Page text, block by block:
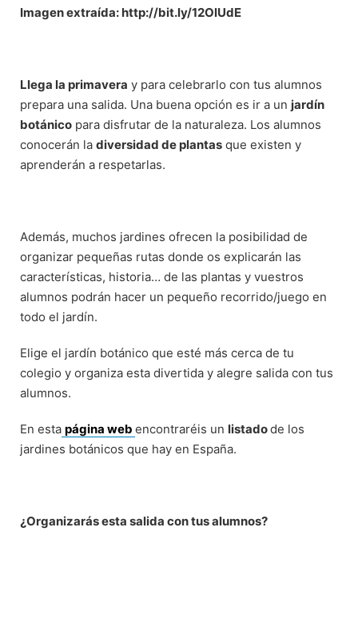
Imagen extraída: http://bit.ly/12OlUdE
Llega la primavera y para celebrarlo con tus alumnos
prepara una salida. Una buena opción es ir a un jardín
botánico para disfrutar de la naturaleza. Los alumnos
conocerán la diversidad de plantas que existen y
aprenderán a respetarlas.
Además, muchos jardines ofrecen la posibilidad de
organizar pequeñas rutas donde os explicarán las
características, historia… de las plantas y vuestros
alumnos podrán hacer un pequeño recorrido/juego en
todo el jardín.
Elige el jardín botánico que esté más cerca de tu
colegio y organiza esta divertida y alegre salida con tus
alumnos.
En esta página web encontraréis un listadode los
jardines botánicos que hay en España.
¿Organizarás esta salida con tus alumnos?